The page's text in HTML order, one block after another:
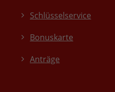
Schlüsselservice
Bonuskarte
Anträge